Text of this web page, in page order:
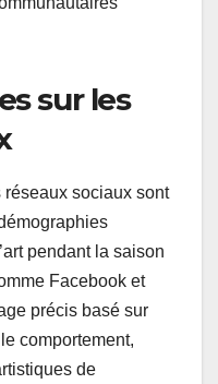
sur les
sociaux sont
pendant la saison
Facebook et
précis basé sur
comportement,
de